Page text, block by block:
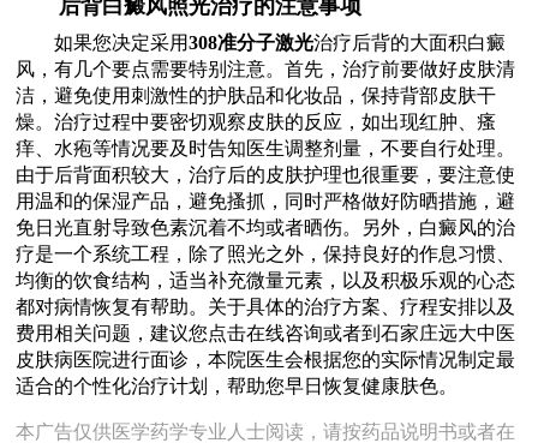
后背白癜风照光治疗的注意事项
如果您决定采用308准分子激光治疗后背的大面积白癜
风，有几个要点需要特别注意。首先，治疗前要做好皮肤清
洁，避免使用刺激性的护肤品和化妆品，保持背部皮肤干
燥。治疗过程中要密切观察皮肤的反应，如出现红肿、瘙
痒、水疱等情况要及时告知医生调整剂量，不要自行处理。
由于后背面积较大，治疗后的皮肤护理也很重要，要注意使
用温和的保湿产品，避免搔抓，同时严格做好防晒措施，避
免日光直射导致色素沉着不均或者晒伤。另外，白癜风的治
疗是一个系统工程，除了照光之外，保持良好的作息习惯、
均衡的饮食结构，适当补充微量元素，以及积极乐观的心态
都对病情恢复有帮助。关于具体的治疗方案、疗程安排以及
费用相关问题，建议您点击在线咨询或者到石家庄远大中医
皮肤病医院进行面诊，本院医生会根据您的实际情况制定最
适合的个性化治疗计划，帮助您早日恢复健康肤色。
本广告仅供医学药学专业人士阅读，请按药品说明书或者在